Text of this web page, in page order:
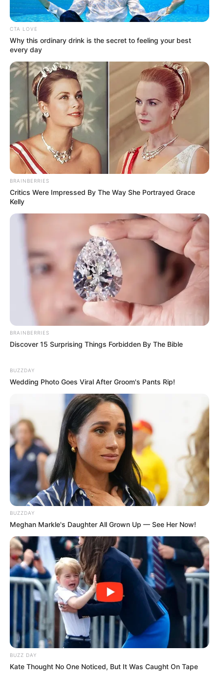
Portal do Aluno,acesse aqui!
CTA LOVE
Why this ordinary drink is the secret to feeling your best
every day
BRAINBERRIES
Critics Were Impressed By The Way She Portrayed Grace
Kelly
BRAINBERRIES
Discover 15 Surprising Things Forbidden By The Bible
BUZZDAY
Wedding Photo Goes Viral After Groom's Pants Rip!
BUZZDAY
Meghan Markle's Daughter All Grown Up — See Her Now!
BUZZ DAY
Kate Thought No One Noticed, But It Was Caught On Tape